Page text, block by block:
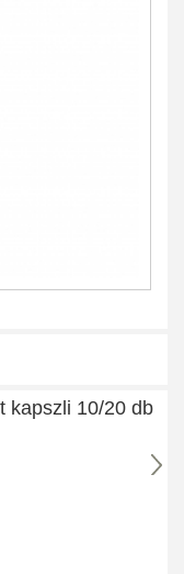
kapszli 10/20 db